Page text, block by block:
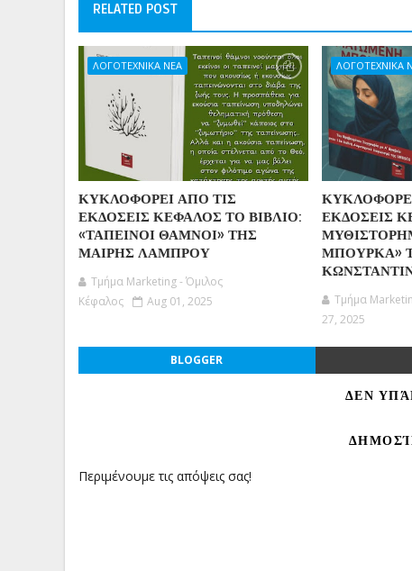
RELATED POST
ΛΟΓΟΤΕΧΝΙΚΑ ΝΕΑ
ΚΥΚΛΟΦΟΡΕΙ ΑΠΟ ΤΙΣ
ΕΚΔΟΣΕΙΣ ΚΕΦΑΛΟΣ ΤΟ ΒΙΒΛΙΟ:
«ΤΑΠΕΙΝΟΙ ΘΑΜΝΟΙ» ΤΗΣ
ΜΑΙΡΗΣ ΛΑΜΠΡΟΥ
Τμήμα Marketing - Όμιλος
Κέφαλος
Aug 01, 2025
ΛΟΓΟΤΕΧΝΙΚΑ
ΕΚΔΟΣΕΙΣ
ΜΠΟΥΡΚΑ»
Τμήμα
27, 2025
BLOGGER
ΔΕΝ
Περιμένουμε τις απόψεις σας!